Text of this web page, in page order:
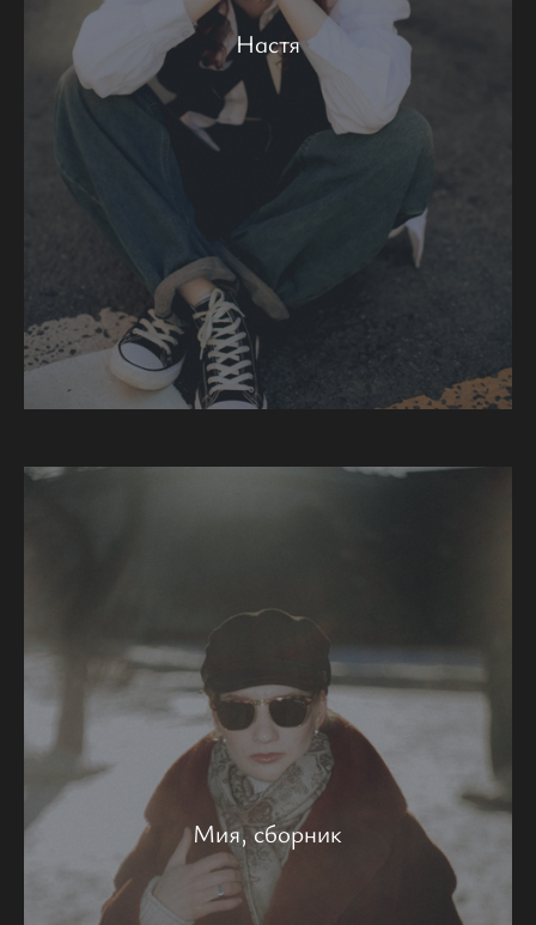
Настя
Мия, сборник